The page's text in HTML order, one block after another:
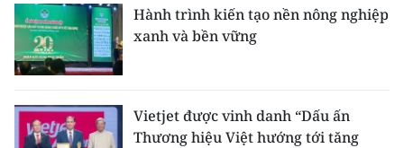
Hành trình kiến tạo nền nông nghiệp
xanh và bền vững
Vietjet được vinh danh “Dấu ấn
Thương hiệu Việt hướng tới tăng